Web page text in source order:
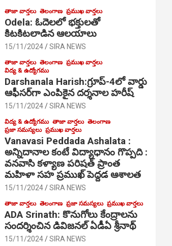
తాజా వార్తలు తెలంగాణ ప్రముఖ వార్తలు
Odela: ఓదెల‌లో భక్తులతో
కిటకిటలాడిన ఆల‌యాలు
15/11/2024 SIRA NEWS
తాజా వార్తలు తెలంగాణ ప్రముఖ వార్తలు
విద్య & ఉద్యోగము
Darshanala Harish:గ్రూప్-4లో వార్డు
ఆఫీసర్‌గా ఎంపికైన దర్శనాల హరీష్
15/11/2024 SIRA NEWS
విద్య & ఉద్యోగము తాజా వార్తలు తెలంగాణ
ప్రజా సమస్యలు ప్రముఖ వార్తలు
Vanavasi Peddada Ashalata :
అన్నిదానాల కంటే విద్యాధానం గొప్పది :
వనవాసి కళ్యాణ పరిషత్ ప్రాంత
మహిళా సహ ప్రముఖ్ పెద్దడ ఆశాలత
15/11/2024 SIRA NEWS
తాజా వార్తలు తెలంగాణ ప్రజా సమస్యలు ప్రముఖ వార్తలు
ADA Srinath: కొనుగోలు కేంద్రాల‌ను
సంద‌ర్శించిన డివిజనల్ ఏడీఏ శ్రీనాథ్
15/11/2024 SIRA NEWS